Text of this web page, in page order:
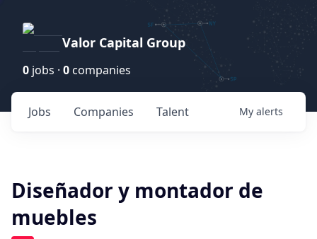
Valor Capital Group
0 jobs · 0 companies
Jobs Companies Talent My alerts
Diseñador y montador de
muebles